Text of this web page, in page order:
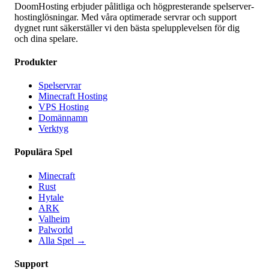
DoomHosting erbjuder pålitliga och högpresterande spelserver-
hostinglösningar. Med våra optimerade servrar och support
dygnet runt säkerställer vi den bästa spelupplevelsen för dig
och dina spelare.
Produkter
Spelservrar
Minecraft Hosting
VPS Hosting
Domännamn
Verktyg
Populära Spel
Minecraft
Rust
Hytale
ARK
Valheim
Palworld
Alla Spel →
Support